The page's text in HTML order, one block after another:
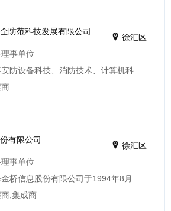
防范科技发展有限公司
徐汇区
事单位
科技领域内的技术服务、技术咨询、技术开发、技术转让，建筑机电安装建设工程专业施工，安全防范工程，消防设施建设工程专业施工，建筑装饰装修建设工程设计施工一体化，楼...
有限公司
徐汇区
事单位
工850余人。公司坚持以现代信息技术为国民经济信息化建设服务，连年被认定为上海市高新技术企业、上海市软件明星企业，上海市智能化建筑设计、施工优秀企业二十强，具有多项系...
,集成商